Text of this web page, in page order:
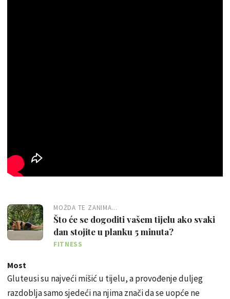
MOŽDA TE ZANIMA...
Što će se dogoditi vašem tijelu ako svaki
dan stojite u planku 5 minuta?
FITNESS
Most
Gluteusi su najveći mišić u tijelu, a provođenje duljeg
razdoblja samo sjedeći na njima znači da se uopće ne